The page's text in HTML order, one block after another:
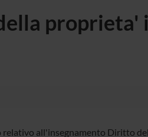
proprieta'
relativo all'insegnamento Diritto